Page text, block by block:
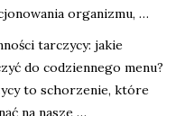
organizmu, …
tarczycy: jakie
do codziennego menu?
to schorzenie, które
na nasze …